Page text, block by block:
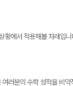
황에서 적용해볼 차례입니
러분의 수학 성적을 비